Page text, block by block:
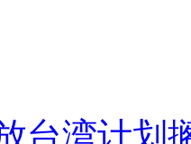
台湾计划